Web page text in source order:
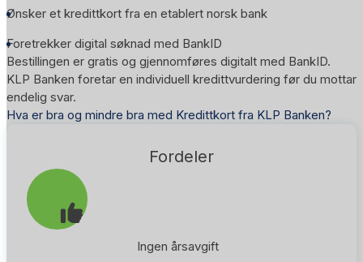
Ønsker et kredittkort fra en etablert norsk bank
Foretrekker digital søknad med BankID
Bestillingen er gratis og gjennomføres digitalt med BankID.
KLP Banken foretar en individuell kredittvurdering før du mottar
endelig svar.
Hva er bra og mindre bra med Kredittkort fra KLP Banken?
Fordeler
Ingen årsavgift